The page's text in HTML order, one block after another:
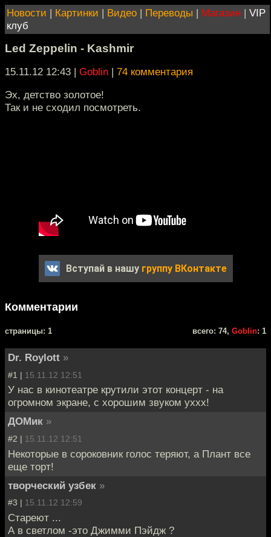
Новости | Картинки | Видео | Переводы | Магазин | VIP
клуб
Led Zeppelin - Kashmir
15.11.12 12:43 | Goblin | 74 комментария
Эх, детство золотое!
Так и не сходил посмотреть.
Вступай в нашу группу ВКонтакте
Комментарии
cтраницы: 1 всего: 74, Goblin: 1
Dr. Roylott »
#1 | 15.11.12 12:51
У нас в кинотеатре крутили этот концерт - на
огромном экране, с хорошим звуком уххх!
ДОМик »
#2 | 15.11.12 12:51
Некоторые в сороковник голос теряют, а Плант все
еще торт!
творческий узбек »
#3 | 15.11.12 12:59
Стареют ...
А в светлом -это Джимми Пэйдж ?